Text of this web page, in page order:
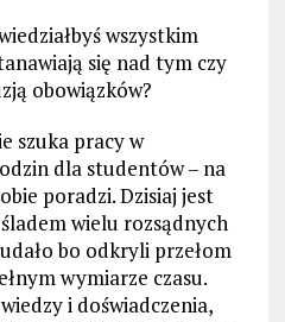
wszystkim
się nad tym czy
obowiązków?
szuka pracy w
dla studentów – na
poradzi. Dzisiaj jest
wielu rozsądnych
bo odkryli przełom
wymiarze czasu.
i doświadczenia,